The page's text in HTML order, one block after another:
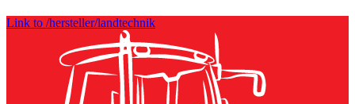
Link to /hersteller/landtechnik